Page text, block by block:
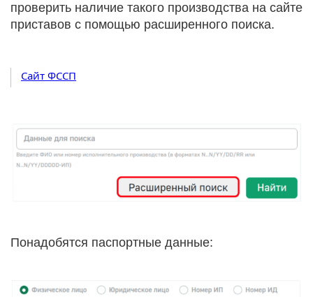
проверить наличие такого производства на сайте
приставов с помощью расширенного поиска.
Сайт ФССП
Понадобятся паспортные данные: